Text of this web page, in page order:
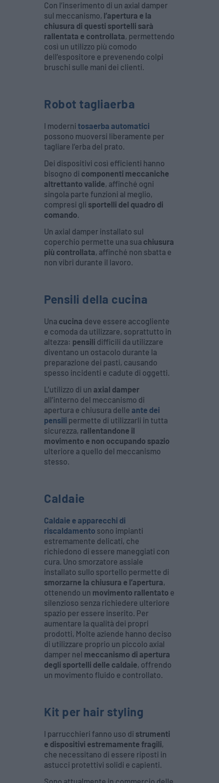
Con l’inserimento di un axial damper
sul meccanismo, l’apertura e la
chiusura di questi sportelli sarà
rallentata e controllata, permettendo
così un utilizzo più comodo
dell’espositore e prevenendo colpi
bruschi sulle mani dei clienti.
Robot tagliaerba
I moderni tosaerba automatici
possono muoversi liberamente per
tagliare l’erba del prato.
Dei dispositivi così efficienti hanno
bisogno di componenti meccaniche
altrettanto valide, affinché ogni
singola parte funzioni al meglio,
compresi gli sportelli del quadro di
comando.
Un axial damper installato sul
coperchio permette una sua chiusura
più controllata, affinché non sbatta e
non vibri durante il lavoro.
Pensili della cucina
Una cucina deve essere accogliente
e comoda da utilizzare, soprattutto in
altezza: pensili difficili da utilizzare
diventano un ostacolo durante la
preparazione dei pasti, causando
spesso incidenti e cadute di oggetti.
L’utilizzo di un axial damper
all’interno del meccanismo di
apertura e chiusura delle ante dei
pensili permette di utilizzarli in tutta
sicurezza, rallentandone il
movimento e non occupando spazio
ulteriore a quello del meccanismo
stesso.
Caldaie
Caldaie e apparecchi di
riscaldamento sono impianti
estremamente delicati, che
richiedono di essere maneggiati con
cura. Uno smorzatore assiale
installato sullo sportello permette di
smorzarne la chiusura e l’apertura,
ottenendo un movimento rallentato e
silenzioso senza richiedere ulteriore
spazio per essere inserito. Per
aumentare la qualità dei propri
prodotti, Molte aziende hanno deciso
di utilizzare proprio un piccolo axial
damper nel meccanismo di apertura
degli sportelli delle caldaie, offrendo
un movimento fluido e controllato.
Kit per hair styling
I parrucchieri fanno uso di strumenti
e dispositivi estremamente fragili,
che necessitano di essere riposti in
astucci protettivi solidi e capienti.